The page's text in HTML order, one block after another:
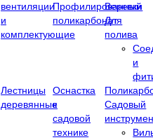
вентиляции
и
комплектующие
Профилированный
поликарбонат
Веревки
Для
полива
и
Лестницы
деревянные
Оснастка
к
садовой
технике
Садовый